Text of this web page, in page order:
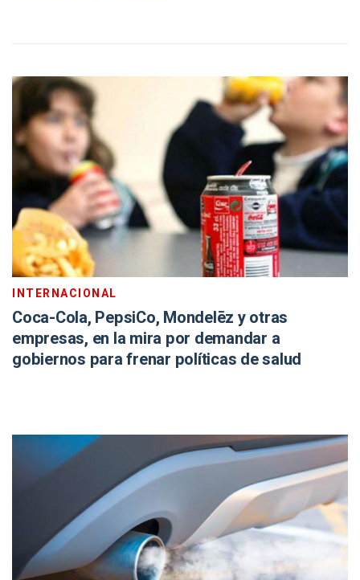
INTERNACIONAL
Coca-Cola, PepsiCo, Mondelēz y otras
empresas, en la mira por demandar a
gobiernos para frenar políticas de salud